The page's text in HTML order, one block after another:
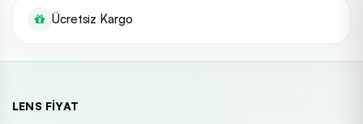
Ücretsiz Kargo
LENS FIYAT